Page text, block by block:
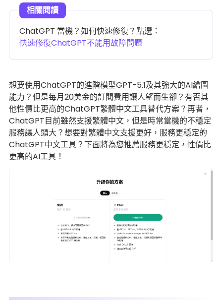
ChatGPT 當機？如何快速修復？點選：
快速修復ChatGPT不能用故障問題
想要使用ChatGPT的進階模型GPT-5.1及其強大的AI繪圖
能力？但是每月20美金的訂閱費用讓人望而生卻？有否其
他性價比更高的ChatGPT繁體中文工具替代方案？再者，
ChatGPT目前雖然支援繁體中文，但是時常當機的不穩定
服務讓人頭大？想要對繁體中文支援更好，服務更穩定的
ChatGPT中文工具？下面將為您推薦服務更穩定，性價比
更高的AI工具！